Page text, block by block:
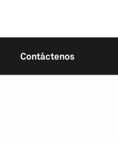
Contáctenos